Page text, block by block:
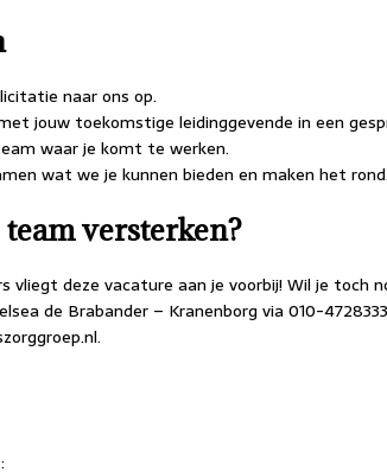
naar ons op.
jouw toekomstige leidinggevende in een
waar je komt te werken.
wat we je kunnen bieden en maken het rond.
versterken?
vliegt deze vacature aan je voorbij! Wil je toch
de Brabander – Kranenborg via 010-